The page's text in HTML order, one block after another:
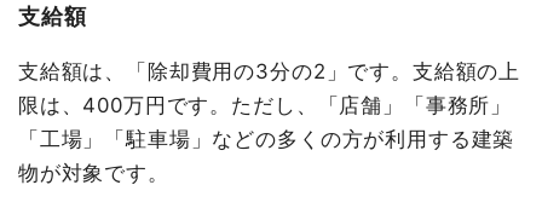
支給額
支給額は、「除却費用の3分の2」です。支給額の上
限は、400万円です。ただし、「店舗」「事務所」
「工場」「駐車場」などの多くの方が利用する建築
物が対象です。